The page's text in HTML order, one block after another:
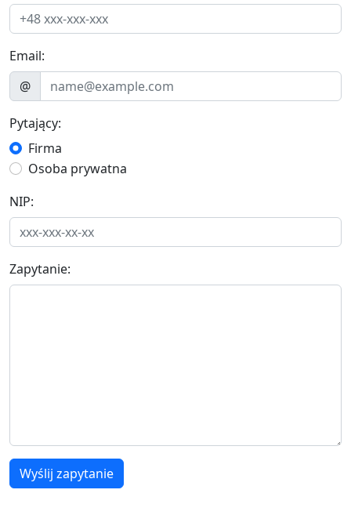
Email:
@
Pytający:
Firma
Osoba prywatna
NIP:
Zapytanie:
Wyślij zapytanie